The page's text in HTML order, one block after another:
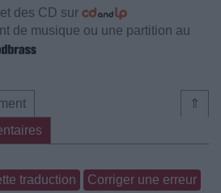
des CD sur
de musique ou une partition au
⇑
traduction Corriger une erreur